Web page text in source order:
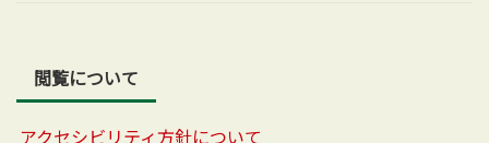
閲覧について
アクセシビリティ方針について